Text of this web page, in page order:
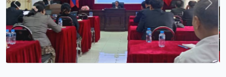
Previous Next